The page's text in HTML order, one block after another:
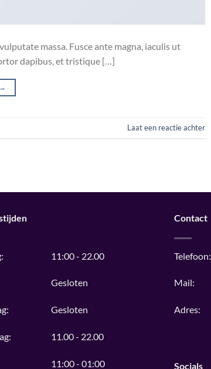
massa. Fusce ante magna, iaculis ut
dapibus, et tristique […]
→
Laat een reactie achter
11:00 - 22.00
Gesloten
Gesloten
11.00 - 22.00
11:00 - 01:00
Contact
Telefoon:
Mail:
Adres:
Socials